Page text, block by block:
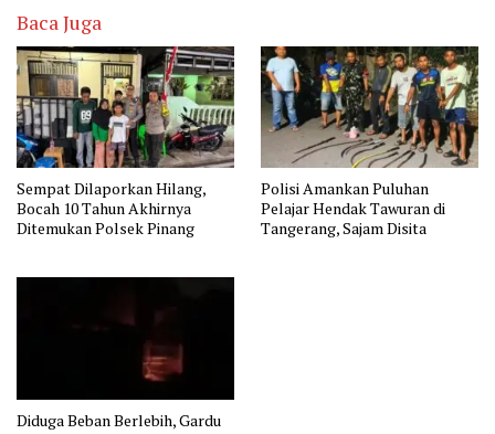
Baca Juga
Sempat Dilaporkan Hilang,
Bocah 10 Tahun Akhirnya
Ditemukan Polsek Pinang
Polisi Amankan Puluhan
Pelajar Hendak Tawuran di
Tangerang, Sajam Disita
Diduga Beban Berlebih, Gardu